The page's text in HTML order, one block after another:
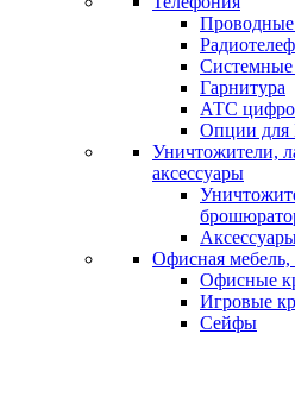
Гарнитура
АТС
Опции для
Уничтожители,
аксессуары
Офисная
Офисные
Игровые
Сейфы